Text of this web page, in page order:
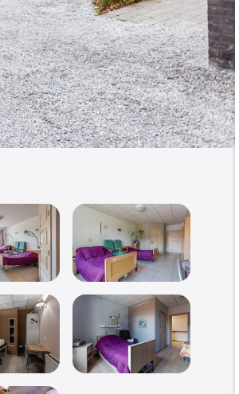
Volledig scherm weergevenVolledig scherm
Volledig scherm weergevenVolledig scherm